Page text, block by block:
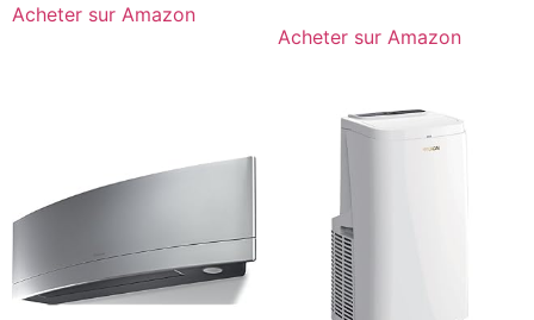
Acheter sur Amazon
Acheter sur Amazon